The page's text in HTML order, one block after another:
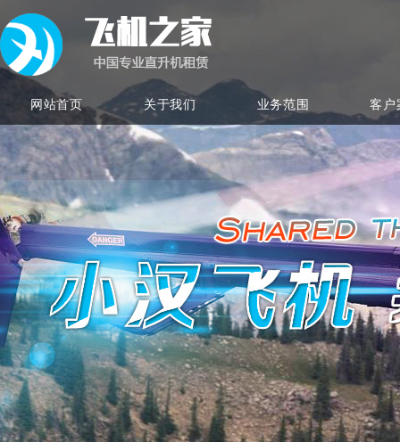
网站首页 关于我们 业务范围 客户